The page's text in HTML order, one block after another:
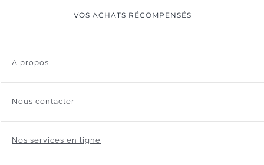
VOS ACHATS RÉCOMPENSÉS
A propos
Nous contacter
Nos services en ligne